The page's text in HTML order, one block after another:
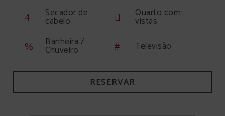
Secador de
cabelo
Quarto com
vistas
Banheira /
Chuveiro Televisão
RESERVAR